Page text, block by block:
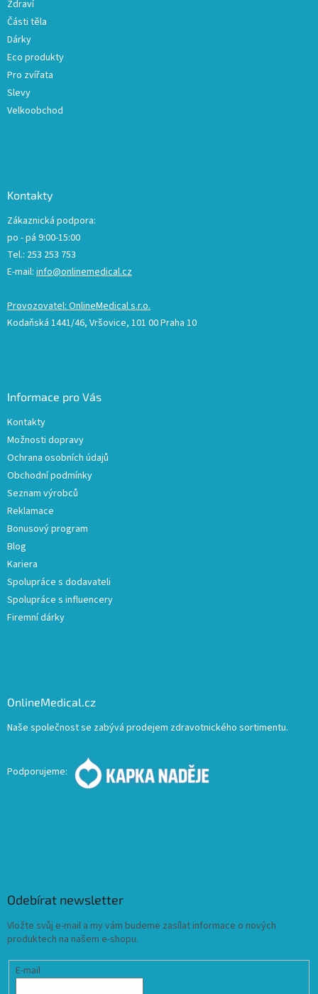
Zdraví
Části těla
Dárky
Eco produkty
Pro zvířata
Slevy
Velkoobchod
Kontakty
Zákaznická podpora:
po - pá 9:00-15:00
Tel.: 253 253 753
E-mail: info@onlinemedical.cz
Provozovatel: OnlineMedical s.r.o.
Kodaňská 1441/46, Vršovice, 101 00 Praha 10
Informace pro Vás
Kontakty
Možnosti dopravy
Ochrana osobních údajů
Obchodní podmínky
Seznam výrobců
Reklamace
Bonusový program
Blog
Kariera
Spolupráce s dodavateli
Spolupráce s influencery
Firemní dárky
OnlineMedical.cz
Naše společnost se zabývá prodejem zdravotnického sortimentu.
Podporujeme:
Odebírat newsletter
Vložte svůj e-mail a my vám budeme zasílat informace o nových
produktech na našem e-shopu.
E-mail